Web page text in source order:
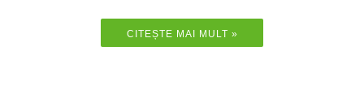
CITEȘTE MAI MULT »